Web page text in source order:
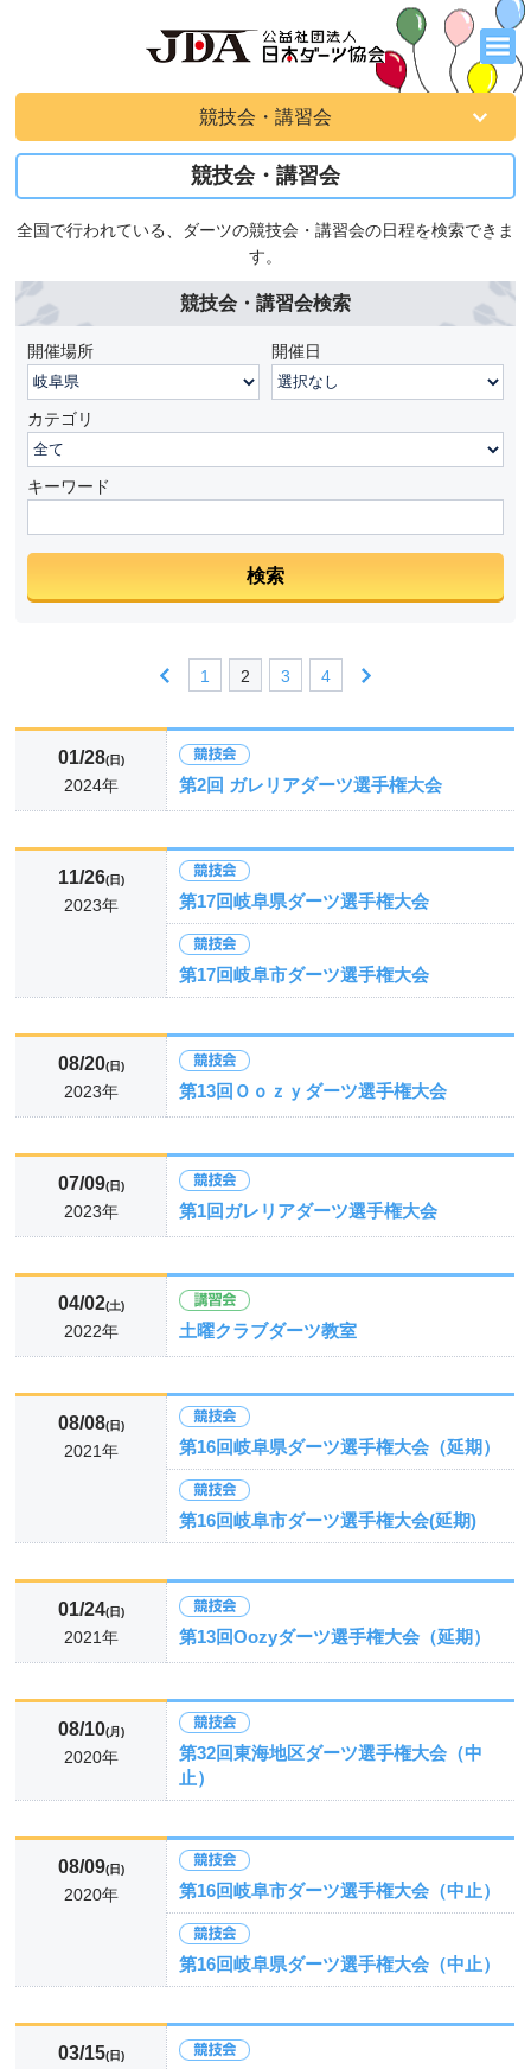
競技会・講習会
競技会・講習会
全国で行われている、ダーツの競技会・講習会の日程を検索できま
す。
競技会・講習会検索
開催場所 開催日
カテゴリ
キーワード
1 2 3 4
01/28(日)
2024年 第2回 ガレリアダーツ選手権大会
11/26(日)
2023年 第17回岐阜県ダーツ選手権大会
第17回岐阜市ダーツ選手権大会
08/20(日)
2023年 第13回Ｏｏｚｙダーツ選手権大会
07/09(日)
2023年 第1回ガレリアダーツ選手権大会
04/02(土)
2022年 土曜クラブダーツ教室
08/08(日)
2021年 第16回岐阜県ダーツ選手権大会（延期）
第16回岐阜市ダーツ選手権大会(延期)
01/24(日)
2021年 第13回Oozyダーツ選手権大会（延期）
08/10(月)
2020年
第32回東海地区ダーツ選手権大会（中
止）
08/09(日)
2020年 第16回岐阜市ダーツ選手権大会（中止）
第16回岐阜県ダーツ選手権大会（中止）
03/15(日)